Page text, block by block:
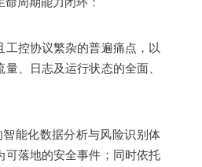
工控协议繁杂的普遍痛点，以
、日志及运行状态的全面、
能化数据分析与风险识别体
可落地的安全事件；同时依托